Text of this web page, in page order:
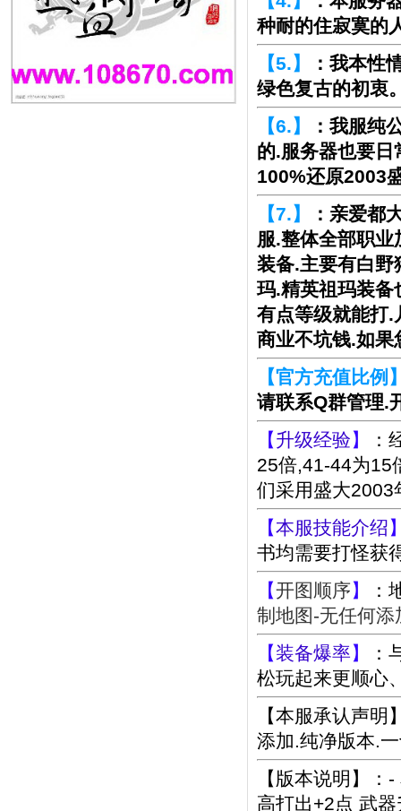
种耐的住寂寞的
【5.】
：我本性
绿色复古的初衷
【6.】
：我服纯
的.服务器也要
100%还原2003
【7.】
：亲爱都
服.整体全部职
装备.主要有白野
玛.精英祖玛装备
有点等级就能打.
商业不坑钱.如果
【官方充值比例
请联系Q群管理.
【升级经验】
：
25倍,41-44为15
们采用盛大2003
【本服技能介绍
书均需要打怪获
【开图顺序】
：
制地图-无任何添
【装备爆率】
：
松玩起来更顺心
【本服承认声
添加.纯净版本.
【版本说明】
高打出+2点 武